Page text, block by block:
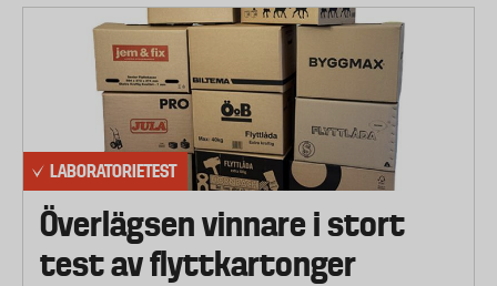
LABORATORIETEST
Överlägsen vinnare i stort
test av flyttkartonger